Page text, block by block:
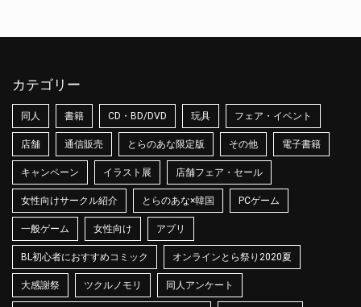
カテゴリー
同人 書籍 CD・BD/DVD 玩具 フェア・イベント
店舗 通信販売 とらのあな限定版 その他 電子書籍
キャンペーン イラスト展 店舗フェア・セール
女性向けサークル紹介 とらのあな×韓国 PCゲーム
一般ゲーム 女性向け アプリ
BL初心者におすすめコミック オンラインとら祭り2020夏
大感謝祭 ツクルノモリ 同人アンケート